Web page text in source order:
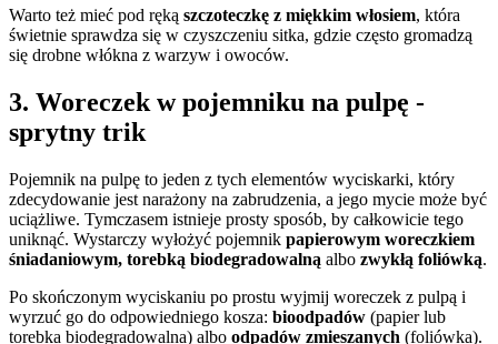
Warto też mieć pod ręką szczoteczkę z miękkim włosiem, która
świetnie sprawdza się w czyszczeniu sitka, gdzie często gromadzą
się drobne włókna z warzyw i owoców.
3. Woreczek w pojemniku na pulpę -
sprytny trik
Pojemnik na pulpę to jeden z tych elementów wyciskarki, który
zdecydowanie jest narażony na zabrudzenia, a jego mycie może być
uciążliwe. Tymczasem istnieje prosty sposób, by całkowicie tego
uniknąć. Wystarczy wyłożyć pojemnik papierowym woreczkiem
śniadaniowym, torebką biodegradowalną albo zwykłą foliówką.
Po skończonym wyciskaniu po prostu wyjmij woreczek z pulpą i
wyrzuć go do odpowiedniego kosza: bioodpadów (papier lub
torebka biodegradowalna) albo odpadów zmieszanych (foliówka).